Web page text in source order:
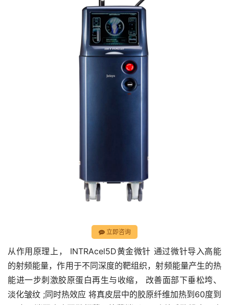
立即咨询
从作用原理上， INTRAcel5D黄金微针 通过微针导入高能
的射频能量，作用于不同深度的靶组织，射频能量产生的热
能进一步刺激胶原蛋白再生与收缩， 改善面部下垂松垮、
淡化皱纹 ;同时热效应 将真皮层中的胶原纤维加热到60度到